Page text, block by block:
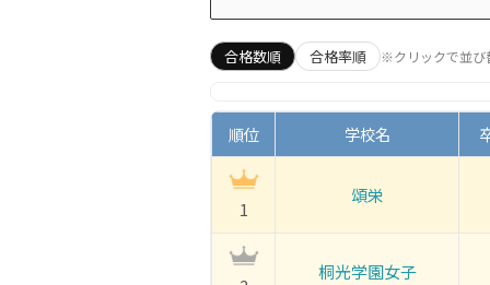
合格数順 合格率順 ※クリックで並び
順位 学校名
1
頌栄
桐光学園女子